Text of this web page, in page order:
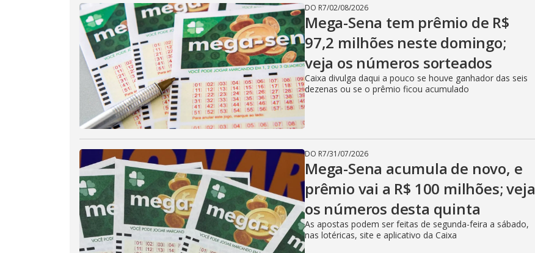
DO R7/02/08/2026
Mega-Sena tem prêmio de R$
97,2 milhões neste domingo;
veja os números sorteados
Caixa divulga daqui a pouco se houve ganhador das seis
dezenas ou se o prêmio ficou acumulado
DO R7/31/07/2026
Mega-Sena acumula de novo, e
prêmio vai a R$ 100 milhões; veja
os números desta quinta
As apostas podem ser feitas de segunda-feira a sábado,
nas lotéricas, site e aplicativo da Caixa